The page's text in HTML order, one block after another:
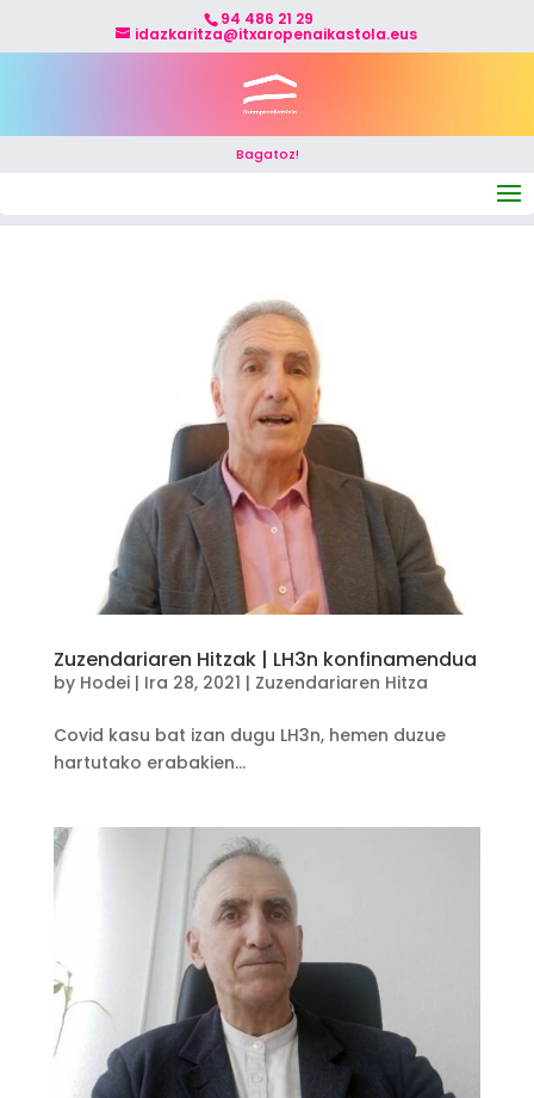
94 486 21 29
idazkaritza@itxaropenaikastola.eus
Bagatoz!
Zuzendariaren Hitzak | LH3n konfinamendua
by Hodei| Ira 28, 2021 | Zuzendariaren Hitza
Covid kasu bat izan dugu LH3n, hemen duzue
hartutako erabakien...